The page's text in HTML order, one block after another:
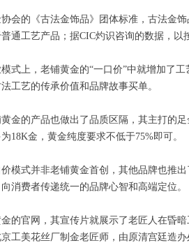
会的《古法金饰品》团体标准，古法金
通工艺产品；据CIC灼识咨询的数据，
式上，老铺黄金的“一口价”中就增加了
工艺的传承价值和品牌故事买单。
金的产品也做出了品质区隔，其主打的
18K金，黄金纯度要求不低于75%即可。
模式并非老铺黄金首创，其他品牌也推
消费者传递统一的品牌心智和高端定位。
的官网，其宣传片就展示了老匠人在昏
工美花丝厂制金老匠师，由原清宫廷造